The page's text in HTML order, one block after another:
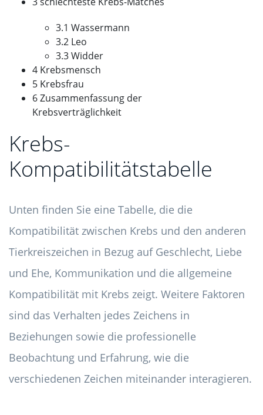
3.1 Wassermann
3.2 Leo
3.3 Widder
4 Krebsmensch
5 Krebsfrau
6 Zusammenfassung der
Krebsverträglichkeit
Krebs-
Kompatibilitätstabelle
Unten finden Sie eine Tabelle, die die
Kompatibilität zwischen Krebs und den anderen
Tierkreiszeichen in Bezug auf Geschlecht, Liebe
und Ehe, Kommunikation und die allgemeine
Kompatibilität mit Krebs zeigt. Weitere Faktoren
sind das Verhalten jedes Zeichens in
Beziehungen sowie die professionelle
Beobachtung und Erfahrung, wie die
verschiedenen Zeichen miteinander interagieren.